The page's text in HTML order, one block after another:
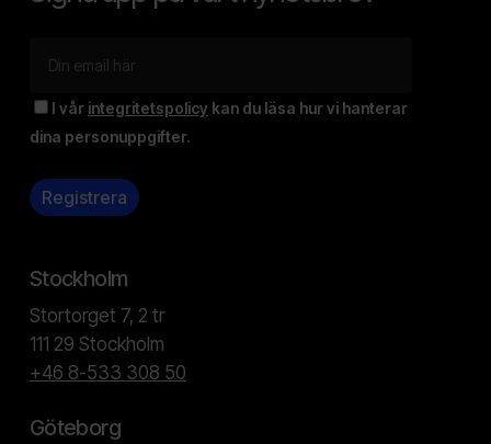
I vår integritetspolicy kan du läsa hur vi hanterar
dina personuppgifter.
Stockholm
Stortorget 7, 2 tr
111 29 Stockholm
+46 8-533 308 50
Göteborg